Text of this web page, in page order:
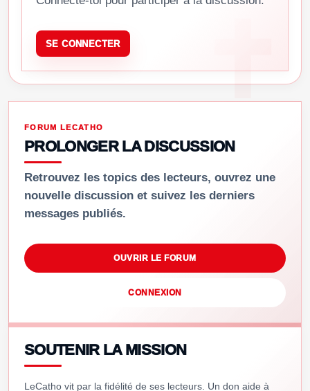
SE CONNECTER
FORUM LECATHO
PROLONGER LA DISCUSSION
Retrouvez les topics des lecteurs, ouvrez une
nouvelle discussion et suivez les derniers
messages publiés.
OUVRIR LE FORUM
CONNEXION
SOUTENIR LA MISSION
LeCatho vit par la fidélité de ses lecteurs. Un don aide à